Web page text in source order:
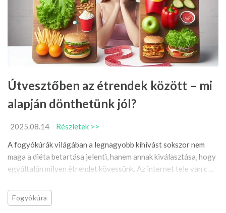
Útvesztőben az étrendek között – mi
alapján dönthetünk jól?
2025.08.14
Részletek >>
A fogyókúrák világában a legnagyobb kihívást sokszor nem
maga a diéta betartása jelenti, hanem annak kiválasztása, hogy
egyáltalán milyen étrendet kövessünk. Az internet tele van c ...
Fogyókúra